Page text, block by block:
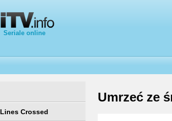
Seriale online
Lines Crossed
Umrzeć ze